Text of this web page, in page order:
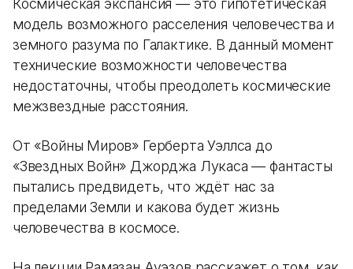
модель возможного расселения человечества и
земного разума по Галактике. В данный момент
технические возможности человечества
недостаточны, чтобы преодолеть космические
межзвездные расстояния.
От «Войны Миров» Герберта Уэллса до
«Звездных Войн» Джорджа Лукаса — фантасты
пытались предвидеть, что ждёт нас за
пределами Земли и какова будет жизнь
человечества в космосе.